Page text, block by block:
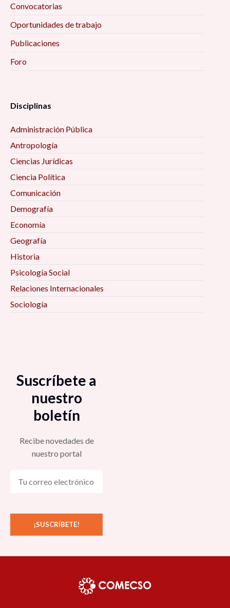
Convocatorias
Oportunidades de trabajo
Publicaciones
Foro
Disciplinas
Administración Pública
Antropología
Ciencias Jurídicas
Ciencia Política
Comunicación
Demografía
Economía
Geografía
Historia
Psicología Social
Relaciones Internacionales
Sociología
Suscríbete a
nuestro
boletín
Recibe novedades de
nuestro portal